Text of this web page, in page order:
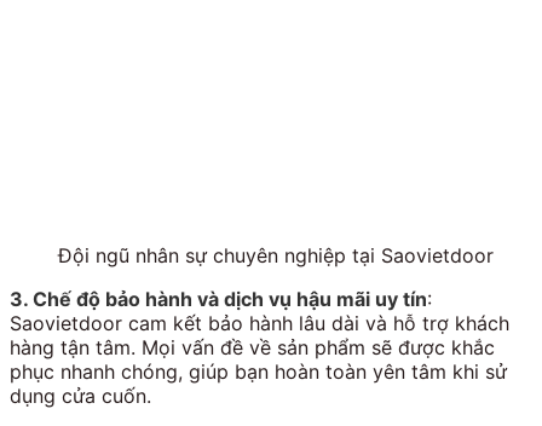
Đội ngũ nhân sự chuyên nghiệp tại Saovietdoor
3. Chế độ bảo hành và dịch vụ hậu mãi uy tín:
Saovietdoor cam kết bảo hành lâu dài và hỗ trợ khách
hàng tận tâm. Mọi vấn đề về sản phẩm sẽ được khắc
phục nhanh chóng, giúp bạn hoàn toàn yên tâm khi sử
dụng cửa cuốn.